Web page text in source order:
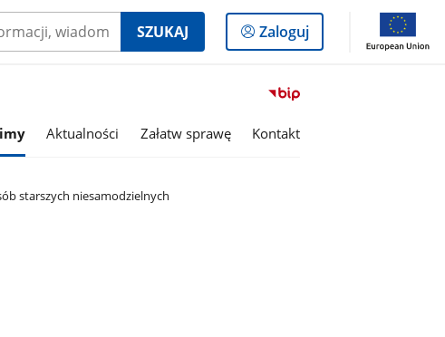
SZUKAJ
Logowanie
do
Zaloguj
Przejdź
serwisu
Aktualności Załatw sprawę Kontakt
starszych niesamodzielnych